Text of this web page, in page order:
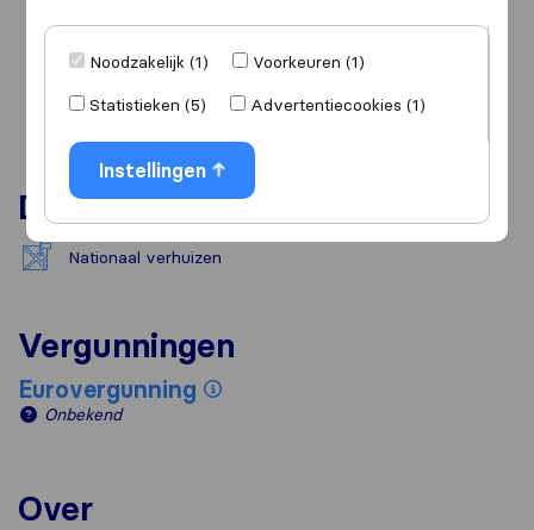
Diensten
Nationaal verhuizen
Vergunningen
Eurovergunning
Onbekend
Over
Noodzakelijk (1)
Voorkeuren (1)
Statistieken (5)
Advertentiecookies (1)
Instellingen